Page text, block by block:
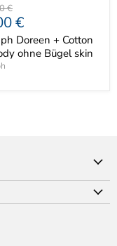
€
€
Doreen + Cotton
ohne Bügel skin